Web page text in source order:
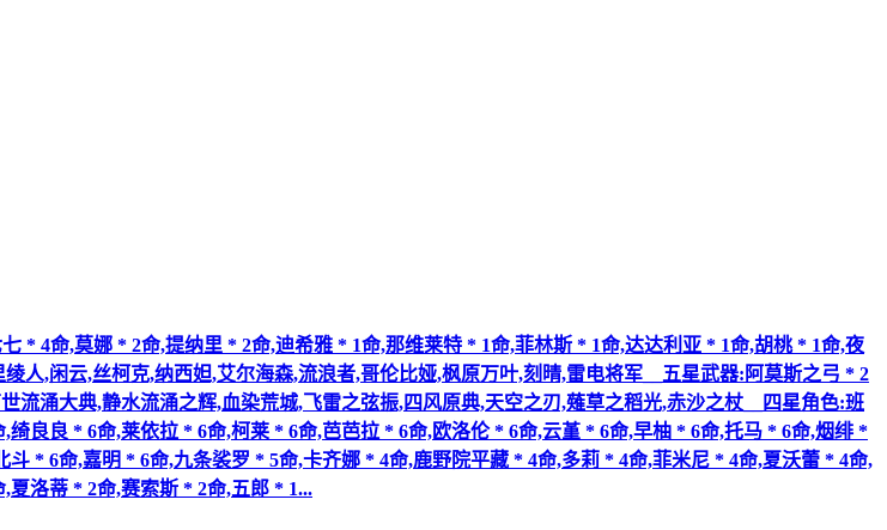
* 4命,莫娜 * 2命,提纳里 * 2命,迪希雅 * 1命,那维莱特 * 1命,菲林斯 * 1命,达达利亚 * 1命,胡桃 * 1命,夜
人,闲云,丝柯克,纳西妲,艾尔海森,流浪者,哥伦比娅,枫原万叶,刻晴,雷电将军__五星武器:阿莫斯之弓 * 2
流涌大典,静水流涌之辉,血染荒城,飞雷之弦振,四风原典,天空之刃,薙草之稻光,赤沙之杖__四星角色:班
良良 * 6命,莱依拉 * 6命,柯莱 * 6命,芭芭拉 * 6命,欧洛伦 * 6命,云堇 * 6命,早柚 * 6命,托马 * 6命,烟绯 *
* 6命,嘉明 * 6命,九条裟罗 * 5命,卡齐娜 * 4命,鹿野院平藏 * 4命,多莉 * 4命,菲米尼 * 4命,夏沃蕾 * 4命,
夏洛蒂 * 2命,赛索斯 * 2命,五郎 * 1...